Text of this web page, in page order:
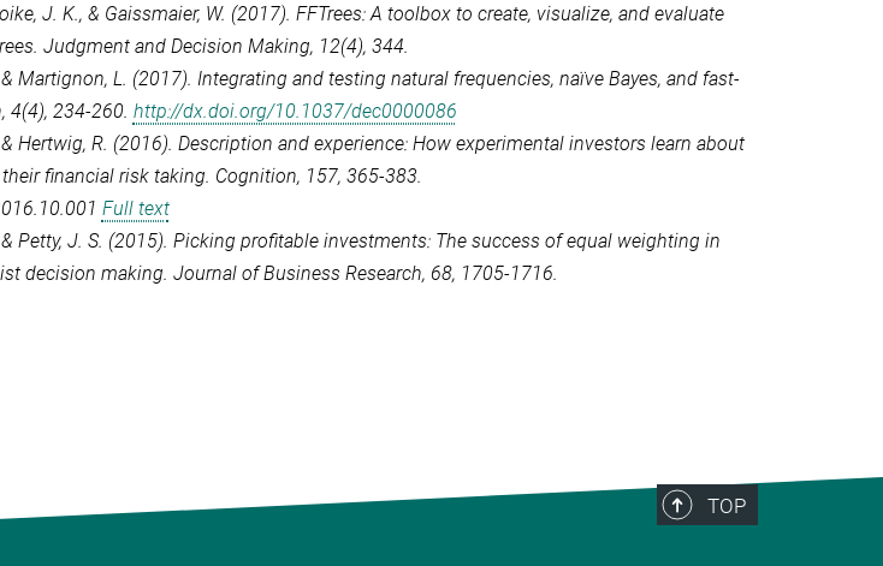
J. K., & Gaissmaier, W. (2017). FFTrees: A toolbox to create, visualize, and evaluate
Judgment and Decision Making, 12(4), 344.
Martignon, L. (2017). Integrating and testing natural frequencies, naïve Bayes, and fast-
4(4), 234-260. http://dx.doi.org/10.1037/dec0000086
& Hertwig, R. (2016). Description and experience: How experimental investors learn about
financial risk taking. Cognition, 157, 365-383.
Full text
& Petty, J. S. (2015). Picking profitable investments: The success of equal weighting in
decision making. Journal of Business Research, 68, 1705-1716.
TOP